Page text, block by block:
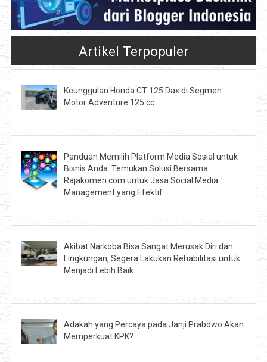
Artikel Terpopuler
Keunggulan Honda CT 125 Dax di Segmen
Motor Adventure 125 cc
Panduan Memilih Platform Media Sosial untuk
Bisnis Anda: Temukan Solusi Bersama
Rajakomen.com untuk Jasa Social Media
Management yang Efektif
Akibat Narkoba Bisa Sangat Merusak Diri dan
Lingkungan, Segera Lakukan Rehabilitasi untuk
Menjadi Lebih Baik
Adakah yang Percaya pada Janji Prabowo Akan
Memperkuat KPK?